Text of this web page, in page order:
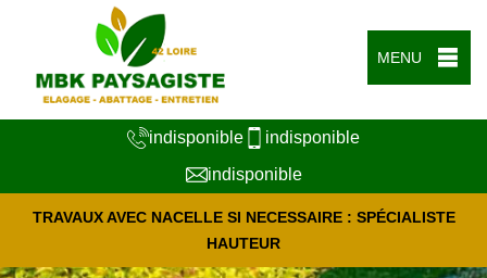
MENU
indisponible
indisponible
indisponible
TRAVAUX AVEC NACELLE SI NECESSAIRE : SPÉCIALISTE
HAUTEUR